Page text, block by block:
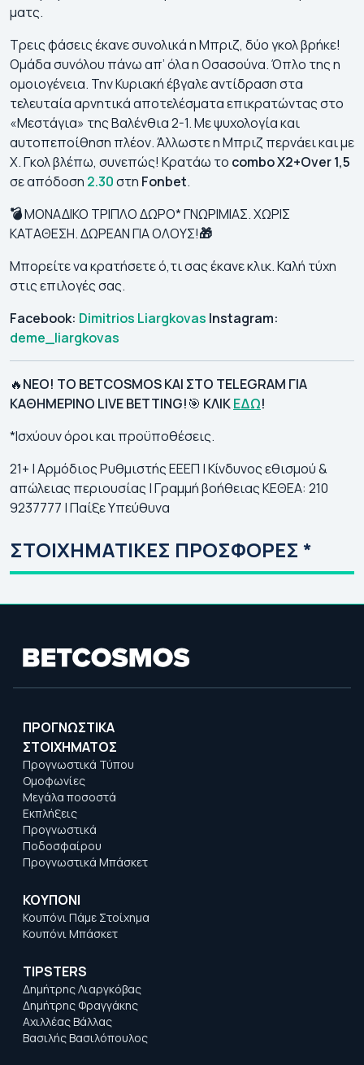
ματς.
Τρεις φάσεις έκανε συνολικά η Μπριζ, δύο γκολ βρήκε!
Ομάδα συνόλου πάνω απ’ όλα η Οσασούνα. Όπλο της η
ομοιογένεια. Την Κυριακή έβγαλε αντίδραση στα
τελευταία αρνητικά αποτελέσματα επικρατώντας στο
«Μεστάγια» της Βαλένθια 2-1. Με ψυχολογία και
αυτοπεποίθηση πλέον. Άλλωστε η Μπριζ περνάει και με
Χ. Γκολ βλέπω, συνεπώς! Κρατάω το combo X2+Over 1,5
σε απόδοση 2.30στη Fonbet.
💣ΜΟΝΑΔΙΚΟ ΤΡΙΠΛΟ ΔΩΡΟ* ΓΝΩΡΙΜΙΑΣ. ΧΩΡΙΣ
ΚΑΤΑΘΕΣΗ. ΔΩΡΕΑΝ ΓΙΑ ΟΛΟΥΣ!🎁
Μπορείτε να κρατήσετε ό,τι σας έκανε κλικ. Καλή τύχη
στις επιλογές σας.
Facebook: Dimitrios Liargkovas Instagram:
deme_liargkovas
🔥ΝΕΟ! ΤΟ BETCOSMOS ΚΑΙ ΣΤΟ TELEGRAM ΓΙΑ
ΚΑΘΗΜΕΡΙΝΟ LIVE BETTING!🎯 KΛΙΚΕΔΩ!
*Ισχύουν όροι και προϋποθέσεις.
21+ | Αρμόδιος Ρυθμιστής ΕΕΕΠ | Κίνδυνος εθισμού &
απώλειας περιουσίας | Γραμμή βοήθειας ΚΕΘΕΑ: 210
9237777 | Παίξε Υπεύθυνα
ΣΤΟΙΧΗΜΑΤΙΚΕΣ ΠΡΟΣΦΟΡΕΣ *
ΠΡΟΓΝΩΣΤΙΚΑ
ΣΤΟΙΧΗΜΑΤΟΣ
Προγνωστικά Τύπου
Ομοφωνίες
Μεγάλα ποσοστά
Εκπλήξεις
Προγνωστικά
Ποδοσφαίρου
Προγνωστικά Μπάσκετ
ΚΟΥΠΟΝΙ
Κουπόνι Πάμε Στοίχημα
Κουπόνι Μπάσκετ
TIPSTERS
Δημήτρης Λιαργκόβας
Δημήτρης Φραγγάκης
Αχιλλέας Βάλλας
Βασιλής Βασιλόπουλος